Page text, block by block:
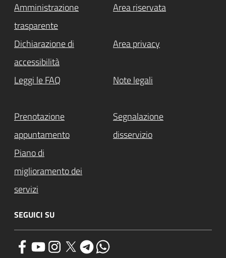
Amministrazione
trasparente
Area riservata
Dichiarazione di
accessibilità
Area privacy
Leggi le FAQ Note legali
Prenotazione
appuntamento
Segnalazione
disservizio
Piano di
miglioramento dei
servizi
SEGUICI SU